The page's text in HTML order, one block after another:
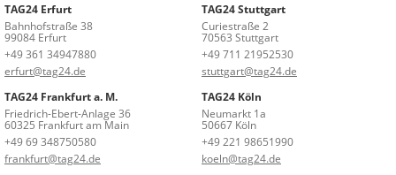
TAG24 Erfurt
Bahnhofstraße 38
99084 Erfurt
+49 361 34947880
erfurt@tag24.de
TAG24 Stuttgart
Curiestraße 2
70563 Stuttgart
+49 711 21952530
stuttgart@tag24.de
TAG24 Frankfurt a. M.
Friedrich-Ebert-Anlage 36
60325 Frankfurt am Main
+49 69 348750580
frankfurt@tag24.de
TAG24 Köln
Neumarkt 1a
50667 Köln
+49 221 98651990
koeln@tag24.de